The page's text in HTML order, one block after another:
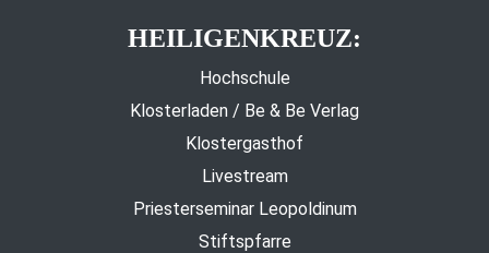
HEILIGENKREUZ:
Hochschule
Klosterladen / Be & Be Verlag
Klostergasthof
Livestream
Priesterseminar Leopoldinum
Stiftspfarre